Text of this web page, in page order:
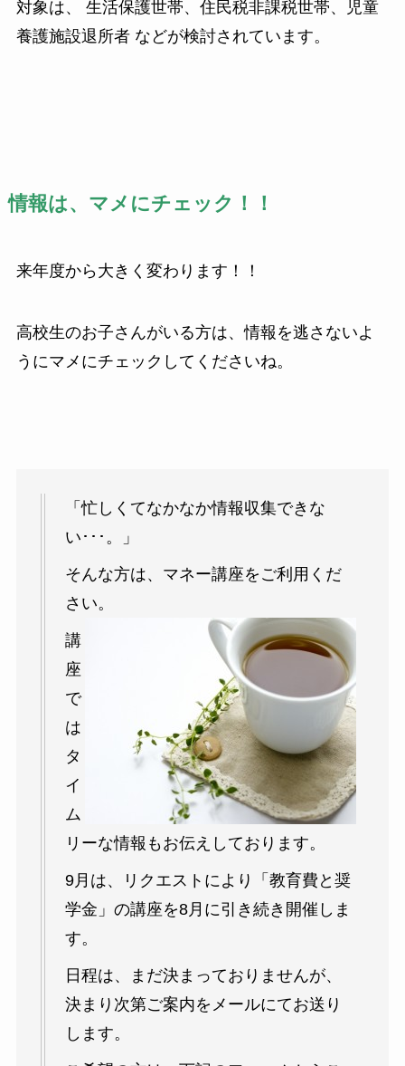
対象は、 生活保護世帯、住民税非課税世帯、児童
養護施設退所者 などが検討されています。
情報は、マメにチェック！！
来年度から大きく変わります！！
高校生のお子さんがいる方は、情報を逃さないよ
うにマメにチェックしてくださいね。
「忙しくてなかなか情報収集できな
い･･･。」
そんな方は、マネー講座をご利用くだ
さい。
講
座
で
は
タ
イ
ム
リーな情報もお伝えしております。
9月は、リクエストにより「教育費と奨
学金」の講座を8月に引き続き開催しま
す。
日程は、まだ決まっておりませんが、
決まり次第ご案内をメールにてお送り
します。